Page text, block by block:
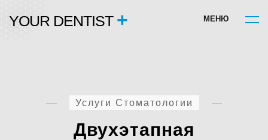
YOUR DENTIST + М ЕН Ю
Услуги Стоматологии
Двухэтапная